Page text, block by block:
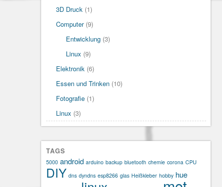
3D Druck(1)
Computer(9)
Entwicklung(3)
Linux (9)
Elektronik(6)
Essen und Trinken(10)
Fotografie(1)
Linux (3)
TAGS
5000 android arduino backup bluetooth chemie corona CPU
DIY dns dyndns esp8266 glas Heißkleber hobby hue